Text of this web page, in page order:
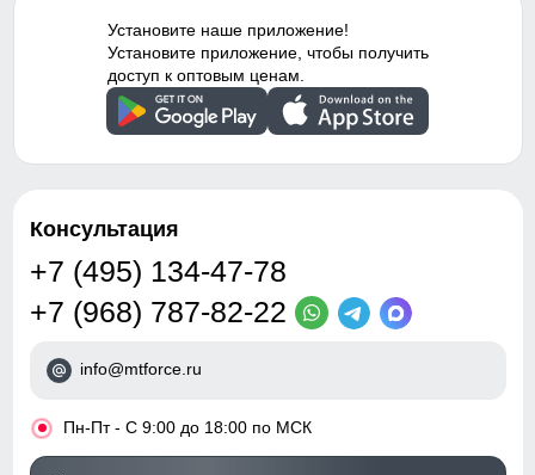
Установите наше приложение!
Установите приложение, чтобы получить
доступ к оптовым ценам.
Консультация
+7 (495) 134-47-78
+7 (968) 787-82-22
info@mtforce.ru
• Пн-Пт - С 9:00 до 18:00 по МСК